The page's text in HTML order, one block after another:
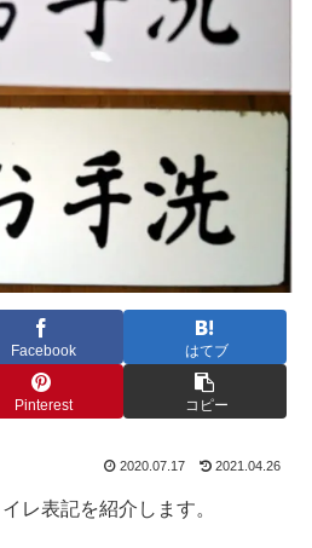
Facebook はてブ
Pinterest コピー
2020.07.17 2021.04.26
レ表記を紹介します。